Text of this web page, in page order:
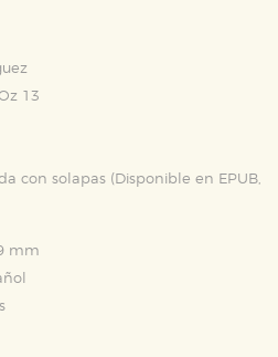
13
con solapas (Disponible en EPUB,
mm